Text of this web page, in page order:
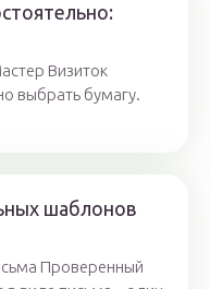
Визиток
выбрать бумагу.
шаблонов
Проверенный